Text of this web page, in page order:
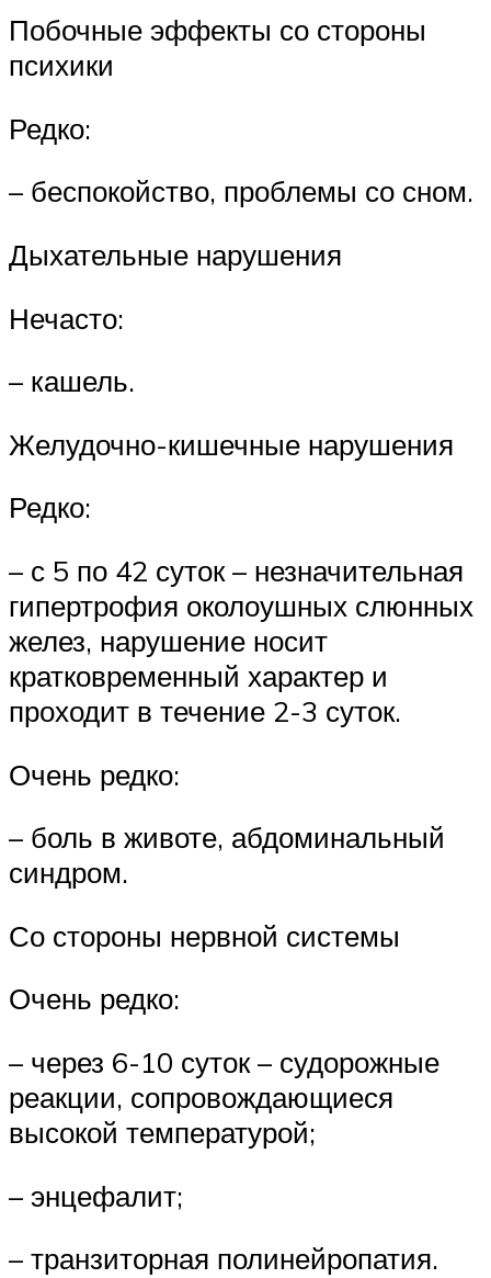
Побочные эффекты со стороны
психики
Редко:
– беспокойство, проблемы со сном.
Дыхательные нарушения
Нечасто:
– кашель.
Желудочно-кишечные нарушения
Редко:
– с 5 по 42 суток – незначительная
гипертрофия околоушных слюнных
желез, нарушение носит
кратковременный характер и
проходит в течение 2-3 суток.
Очень редко:
– боль в животе, абдоминальный
синдром.
Со стороны нервной системы
Очень редко:
– через 6-10 суток – судорожные
реакции, сопровождающиеся
высокой температурой;
– энцефалит;
– транзиторная полинейропатия.